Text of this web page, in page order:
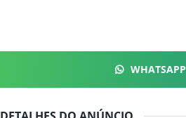
WHATSAPP